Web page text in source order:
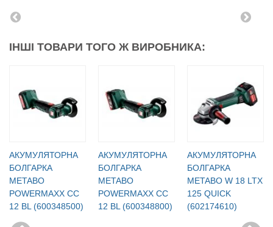
ІНШІ ТОВАРИ ТОГО Ж ВИРОБНИКА:
АКУМУЛЯТОРНА
БОЛГАРКА
METABO
POWERMAXX CC
12 BL (600348500)
АКУМУЛЯТОРНА
БОЛГАРКА
METABO
POWERMAXX CC
12 BL (600348800)
АКУМУЛЯТОРНА
БОЛГАРКА
METABO W 18 LTX
125 QUICK
(602174610)